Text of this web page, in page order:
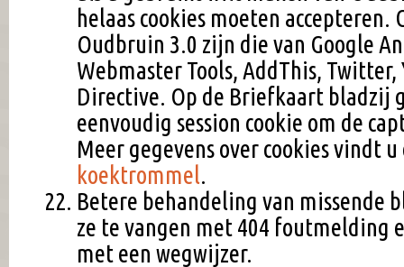
helaas cookies moeten accepteren.
Oudbruin 3.0 zijn die van Google
Webmaster Tools, AddThis, Twitter,
Directive. Op de Briefkaart bladzij
eenvoudig session cookie om de
Meer gegevens over cookies vindt
koektrommel.
Betere behandeling van missende
ze te vangen met 404 foutmelding
met een wegwijzer.